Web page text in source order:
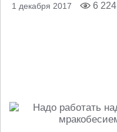
1 декабря 2017 6 224